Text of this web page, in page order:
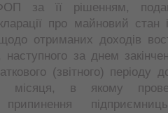
за її рішенням,
про майновий
отриманих доходів
наступного за днем
(звітного) періоду
місяця, в якому